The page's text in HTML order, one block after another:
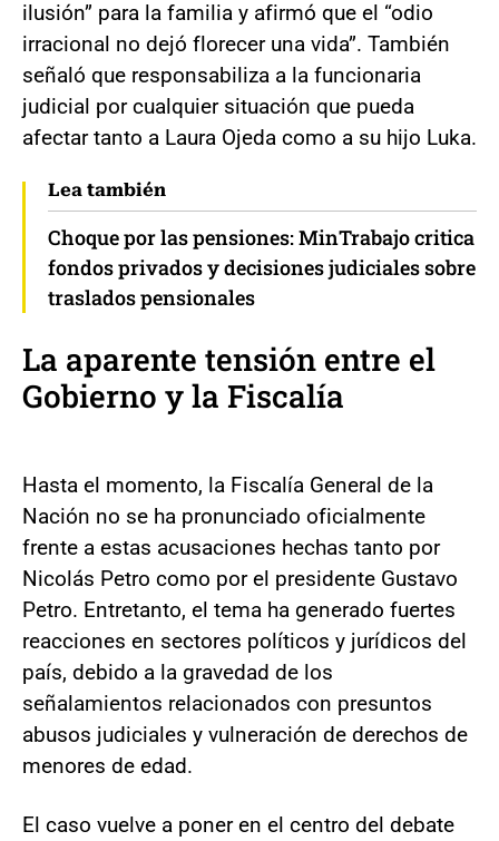
ilusión” para la familia y afirmó que el “odio
irracional no dejó florecer una vida”. También
señaló que responsabiliza a la funcionaria
judicial por cualquier situación que pueda
afectar tanto a Laura Ojeda como a su hijo Luka.
Lea también
Choque por las pensiones: MinTrabajo critica
fondos privados y decisiones judiciales sobre
traslados pensionales
La aparente tensión entre el
Gobierno y la Fiscalía
Hasta el momento, la Fiscalía General de la
Nación no se ha pronunciado oficialmente
frente a estas acusaciones hechas tanto por
Nicolás Petro como por el presidente Gustavo
Petro. Entretanto, el tema ha generado fuertes
reacciones en sectores políticos y jurídicos del
país, debido a la gravedad de los
señalamientos relacionados con presuntos
abusos judiciales y vulneración de derechos de
menores de edad.
El caso vuelve a poner en el centro del debate